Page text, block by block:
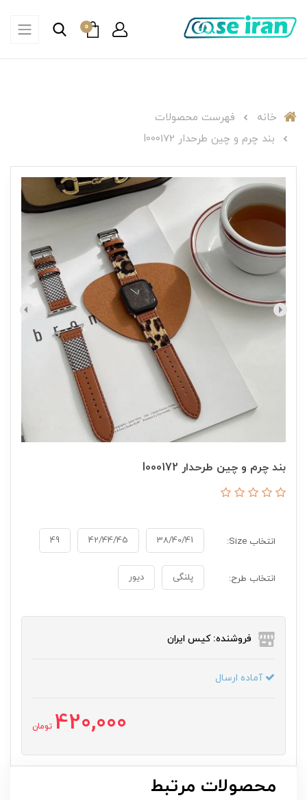
0
خانه
فهرست محصولات
بند چرم و چین طرحدار I000172
بند چرم و چین طرحدار I000172
انتخاب Size: 38/40/41
42/44/45
49
انتخاب طرح: پلنگی دیور
فروشنده: کیس ایران
آماده ارسال
420,000 تومان
محصولات مرتبط